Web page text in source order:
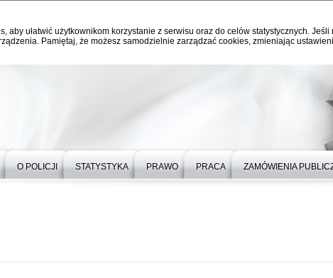
aby ułatwić użytkownikom korzystanie z serwisu oraz do celów statystycznych.
Pamiętaj, że możesz samodzielnie zarządzać cookies, zmieniając
O POLICJI STATYSTYKA PRAWO PRACA ZAMÓWIENIA